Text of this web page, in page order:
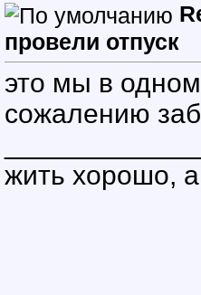
провели отпуск
это мы в
сожалению
жить хорошо,